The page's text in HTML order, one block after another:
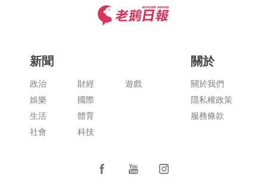
新聞
政治
娛樂
生活
社會
財經
國際
體育
科技
遊戲
關於
關於我們
隱私權政策
服務條款